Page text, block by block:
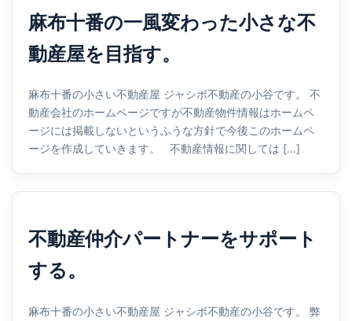
麻布十番の一風変わった小さな不
動産屋を目指す。
麻布十番の小さい不動産屋 ジャシボ不動産の小谷です。 不
動産会社のホームページですが不動産物件情報はホームペ
ージには掲載しないというふうな方針で今後このホームペ
ージを作成していきます。 不動産情報に関しては […]
不動産仲介パートナーをサポート
する。
麻布十番の小さい不動産屋 ジャシボ不動産の小谷です。 弊